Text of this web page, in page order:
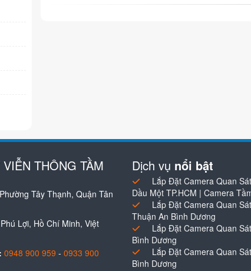
THÔNG TẦM
Tây Thạnh, Quận Tân
Lợi, Hồ Chí Minh, Việt
0948 900 959 - 0933 900
Dịch vụ nổi bật
Lắp Đặt Camera Quan
Dầu Một TP.HCM | Camera
Lắp Đặt Camera Quan
Thuận An Bình Dương
Lắp Đặt Camera Quan
Bình Dương
Lắp Đặt Camera Quan
Bình Dương